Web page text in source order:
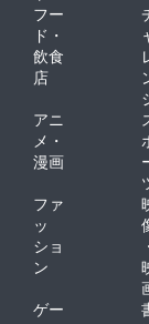
フー
ド・
飲食
店
アニ
メ・
漫画
ファ
ッ
ショ
ン
ゲー